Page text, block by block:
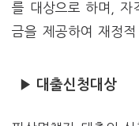
를 대상으로 하며, 자
금을 제공하여 재정
▶ 대출신청대상